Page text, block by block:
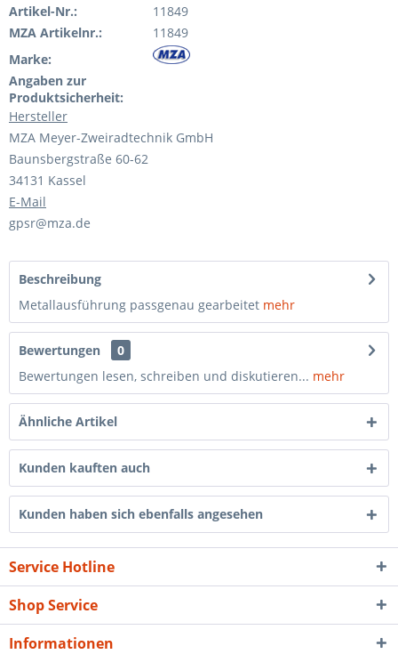
Artikel-Nr.:
11849
MZA Artikelnr.:
11849
Marke:
Angaben zur
Produktsicherheit:
Hersteller
MZA Meyer-Zweiradtechnik GmbH
Baunsbergstraße 60-62
34131 Kassel
E-Mail
gpsr@mza.de
Beschreibung
Metallausführung passgenau gearbeitet mehr
Bewertungen
0
Bewertungen lesen, schreiben und diskutieren... mehr
Ähnliche Artikel
Kunden kauften auch
Kunden haben sich ebenfalls angesehen
Service Hotline
Shop Service
Informationen